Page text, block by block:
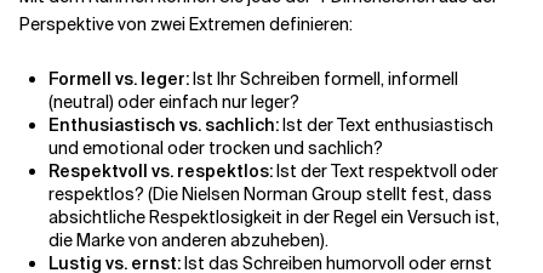
Perspektive von zwei Extremen definieren:
Formell vs. leger:Ist Ihr Schreiben formell, informell
(neutral) oder einfach nur leger?
Enthusiastisch vs. sachlich:Ist der Text enthusiastisch
und emotional oder trocken und sachlich?
Respektvoll vs. respektlos:Ist der Text respektvoll oder
respektlos? (Die Nielsen Norman Group stellt fest, dass
absichtliche Respektlosigkeit in der Regel ein Versuch ist,
die Marke von anderen abzuheben).
Lustig vs. ernst:Ist das Schreiben humorvoll oder ernst